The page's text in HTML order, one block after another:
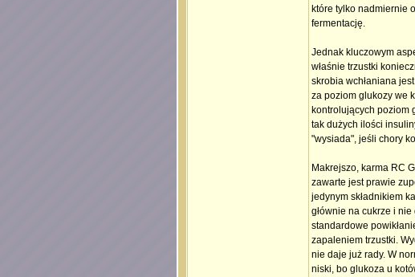
które tylko nadmiernie
fermentację.
Jednak kluczowym
właśnie trzustki
skrobia wchłaniana
za poziom glukozy we
kontrolujących poziom
tak dużych ilości
"wysiada", jeśli chory
Makrejszo, karma RC
zawarte jest prawie
jedynym składnikiem
głównie na cukrze i
standardowe
zapaleniem trzustki.
nie daje już rady. W
niski, bo glukoza u